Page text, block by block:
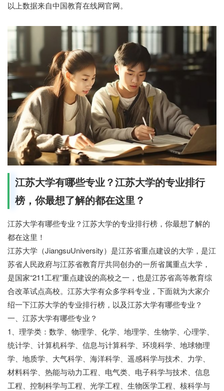
以上数据来自中国教育在线网官网。
江苏大学有哪些专业？江苏大学的专业排行
榜，你最想了解的都在这里？
江苏大学有哪些专业？江苏大学的专业排行榜，你最想了解的
都在这里！
江苏大学（JiangsuUniversity）是江苏省重点建设的大学，是江
苏省人民政府与江苏省教育厅共同创办的一所省属重点大学，
是国家“211工程”重点建设的高校之一，也是江苏省高等教育综
合改革试点高校。江苏大学有众多学科专业，下面就为大家介
绍一下江苏大学的专业排行榜，以及江苏大学有哪些专业？
一、江苏大学有哪些专业？
1、理学类：数学、物理学、化学、地理学、生物学、心理学、
统计学、计算机科学、信息与计算科学、环境科学、地球物理
学、地质学、大气科学、海洋科学、遥感科学与技术、力学、
材料科学、热能与动力工程、电气类、电子科学与技术、信息
工程、控制科学与工程、光学工程、生物医学工程、核科学与